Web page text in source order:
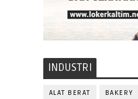
INDUSTRI
ALAT BERAT BAKERY